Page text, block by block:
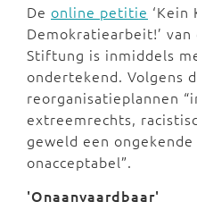
De online petitie ‘Kein
Demokratiearbeit!’
Stiftung is inmiddels
ondertekend. Volgens
reorganisatieplannen
extreemrechts,
geweld een
onacceptabel”.
'Onaanvaardbaar'